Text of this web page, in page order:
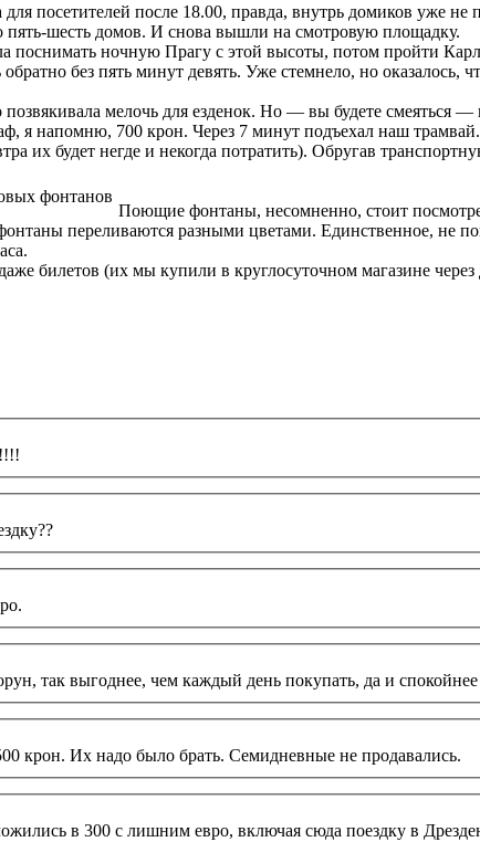
посетителей после 18.00, правда, внутрь домиков уже не
шесть домов. И снова вышли на смотровую площадку.
поснимать ночную Прагу с этой высоты, потом пройти
без пять минут девять. Уже стемнело, но
мелочь для езденок. Но — вы будете смеяться —
я напомню, 700 крон. Через 7 минут подъехал наш
их будет негде и некогда потратить). Обругав
фонтанов
Поющие фонтаны, несомненно, стоит
переливаются разными цветами. Единственное, не
билетов (их мы купили в круглосуточном магазине через
так выгоднее, чем каждый день покупать, да и
крон. Их надо было брать. Семидневные не продавались.
в 300 с лишним евро, включая сюда поездку в